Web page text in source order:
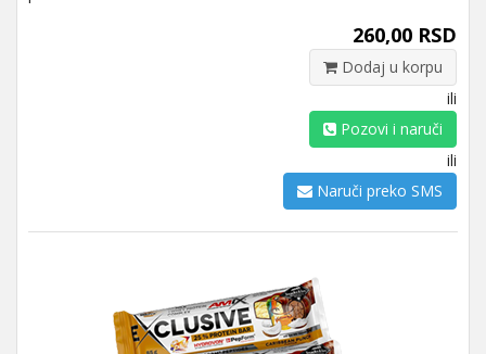
260,00 RSD
Dodaj u korpu
ili
Pozovi i naruči
ili
Naruči preko SMS